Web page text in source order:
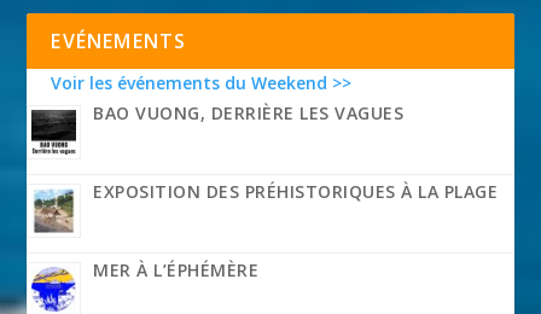
EVÉNEMENTS
Voir les événements du Weekend >>
BAO VUONG, DERRIÈRE LES VAGUES
EXPOSITION DES PRÉHISTORIQUES À LA PLAGE
MER À L’ÉPHÉMÈRE